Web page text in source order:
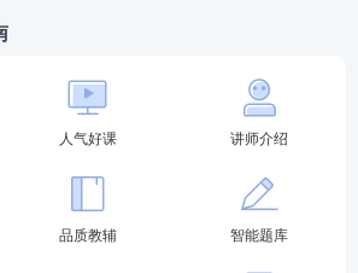
科目，实行“两年滚动有效制”，大
报考三科冲刺一次性通关；在职、
，可分两年报考，建议第一年考知
人气好课 讲师介绍
品质教辅 智能题库